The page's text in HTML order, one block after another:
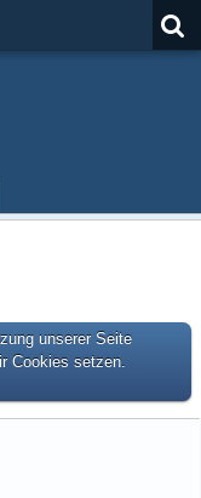
unserer Seite
Cookies setzen.